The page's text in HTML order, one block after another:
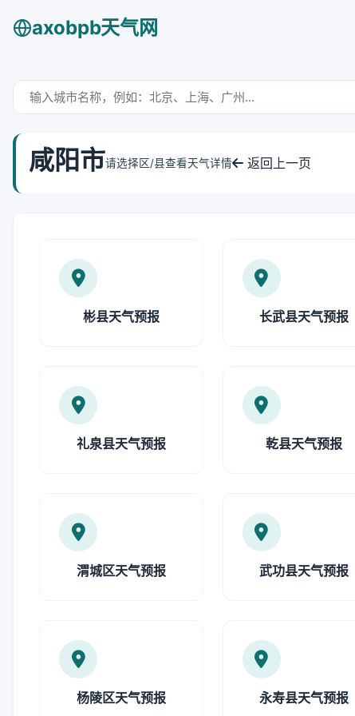
axobpb天气网
咸阳市请选择区/县查看天气详情 返回上一页
彬县天气预报 长武县天气预报
礼泉县天气预报 乾县天气预报
渭城区天气预报 武功县天气预报
杨陵区天气预报 永寿县天气预报